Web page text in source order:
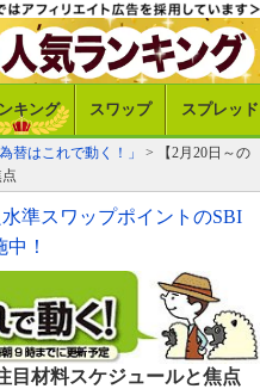
キング スワップ スプレッド
替はこれで動く！」
> 【2月20日～の
準スワップポイントのSBI
！
目材料スケジュールと焦点